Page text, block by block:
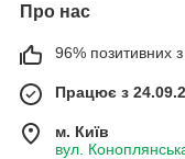
Про нас
96% позитивних з
Працює з
м. Київ
вул.